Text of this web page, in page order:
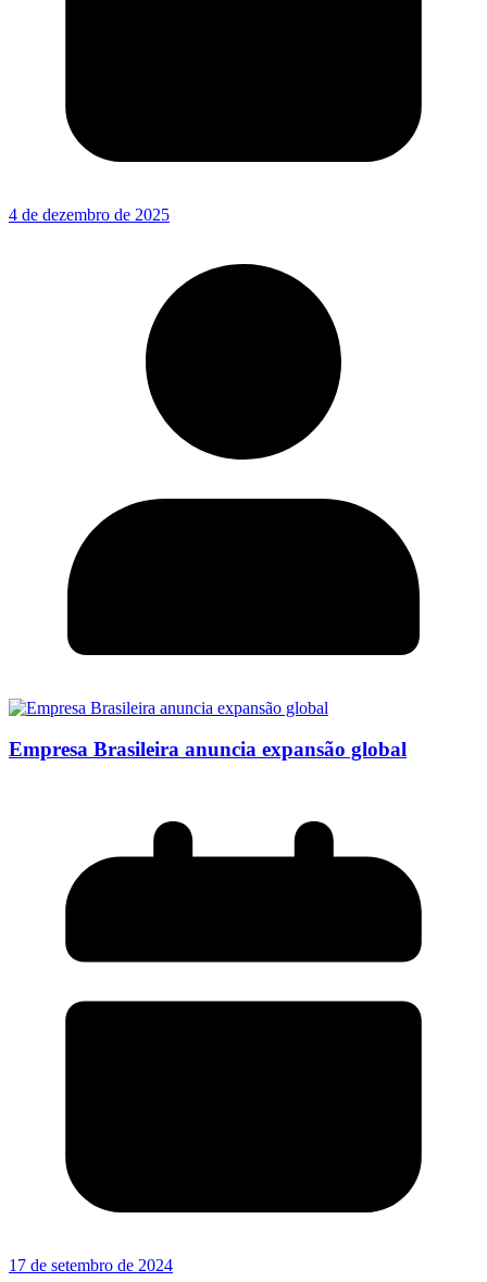
4 de dezembro de 2025
Empresa Brasileira anuncia expansão global
17 de setembro de 2024